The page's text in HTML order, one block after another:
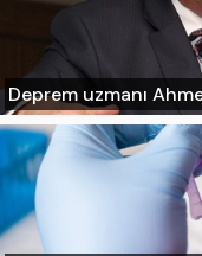
Deprem uzmanı